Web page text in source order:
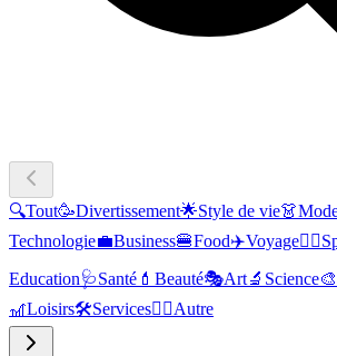
🔍Tout🥳Divertissement🌟Style de vie👗
Technologie💼Business🍔Food✈️Voyage🏃‍♂️
Education🩺Santé 💄 Beauté🎭Art🔬 Science🎨
🎢Loisirs🛠️Services🧜‍♂️Autre